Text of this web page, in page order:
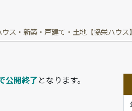
ス・新築・戸建て・土地【協栄ハウス】
公開終了となります。